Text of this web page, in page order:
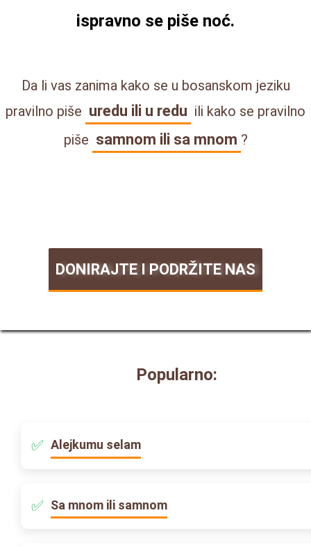
ispravno se piše noć.
Da li vas zanima kako se u bosanskom jeziku
pravilno piše uredu ili u redu ili kako se pravilno
piše samnom ili sa mnom ?
DONIRAJTE I PODRŽITE NAS
Popularno:
Alejkumu selam
Sa mnom ili samnom